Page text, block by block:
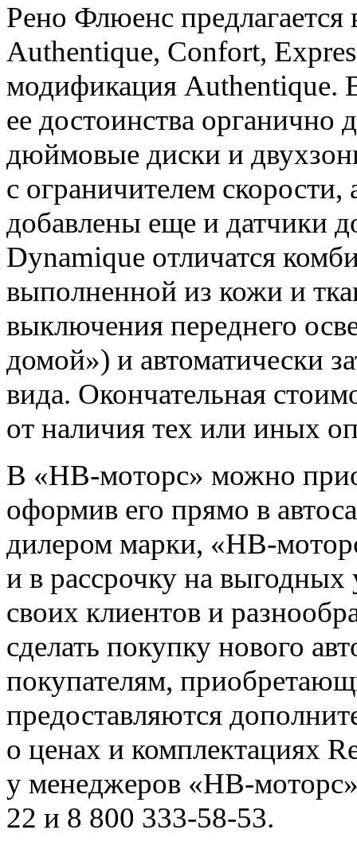
Рено Флюенс
Authentique, Confort,
модификация Authentique.
ее достоинства органично
дюймовые диски и
с ограничителем
добавлены еще и датчики
Dynamique отличатся
выполненной из кожи и
выключения переднего
домой») и автоматически
вида. Окончательная
от наличия тех или иных
В «НВ-моторс» можно
оформив его прямо в
дилером марки, «НВ-
и в рассрочку на выгодных
своих клиентов и
сделать покупку нового
покупателям,
предоставляются
о ценах и комплектациях
у менеджеров «НВ-
22 и 8 800 333-58-53.